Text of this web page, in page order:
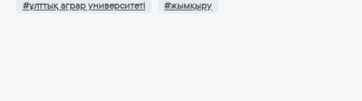
#ұлттық аграр университеті
#жымқыру